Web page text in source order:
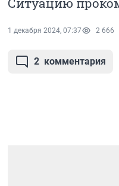
1 декабря 2024, 07:37 2 666
2 комментария